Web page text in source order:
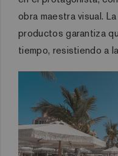
obra maestra visual.
productos garantiza
tiempo, resistiendo a